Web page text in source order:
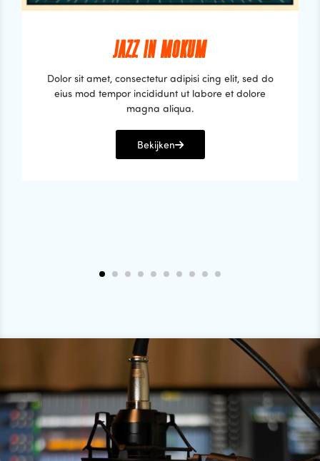
JAZZ IN MOKUM
Dolor sit amet, consectetur adipisi cing elit, sed do
eius mod tempor incididunt ut labore et dolore
magna aliqua.
Bekijken